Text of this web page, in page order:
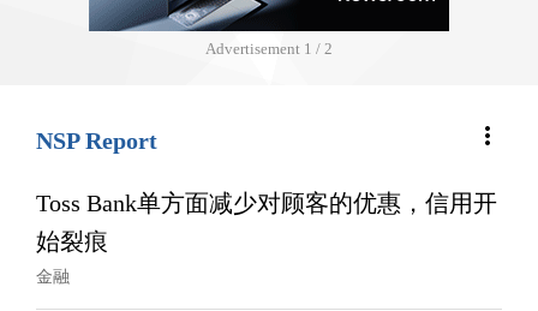
Advertisement 1 / 2
NSP Report more_vert
Toss Bank单方面减少对顾客的优惠，信用开
始裂痕
金融